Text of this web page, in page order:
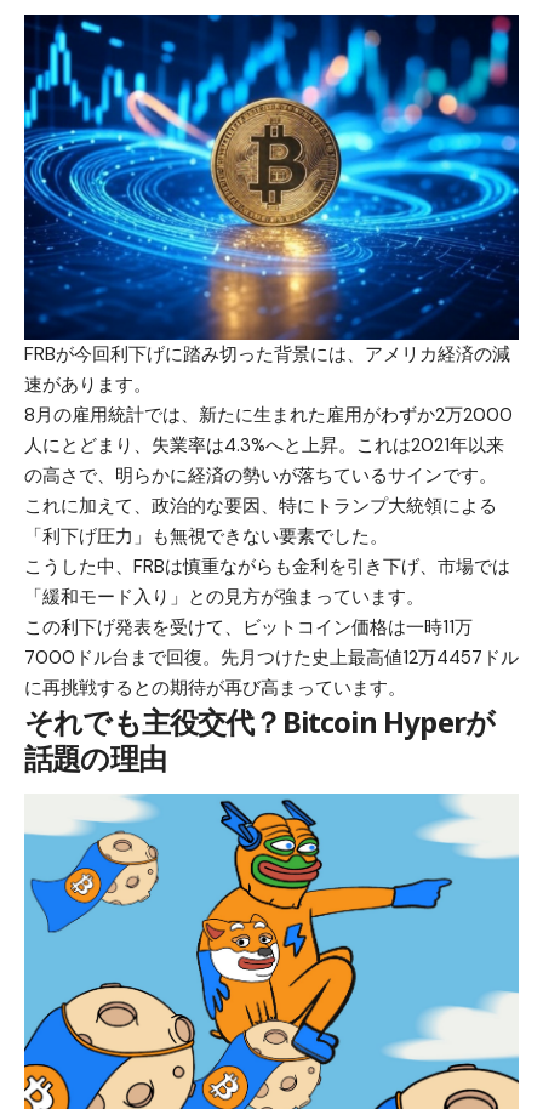
FRBが今回利下げに踏み切った背景には、アメリカ経済の減
速があります。
8月の雇用統計では、新たに生まれた雇用がわずか2万2000
人にとどまり、失業率は4.3%へと上昇。これは2021年以来
の高さで、明らかに経済の勢いが落ちているサインです。
これに加えて、政治的な要因、特にトランプ大統領による
「利下げ圧力」も無視できない要素でした。
こうした中、FRBは慎重ながらも金利を引き下げ、市場では
「緩和モード入り」との見方が強まっています。
この利下げ発表を受けて、ビットコイン価格は一時11万
7000ドル台まで回復。先月つけた史上最高値12万4457ドル
に再挑戦するとの期待が再び高まっています。
それでも主役交代？Bitcoin Hyperが
話題の理由